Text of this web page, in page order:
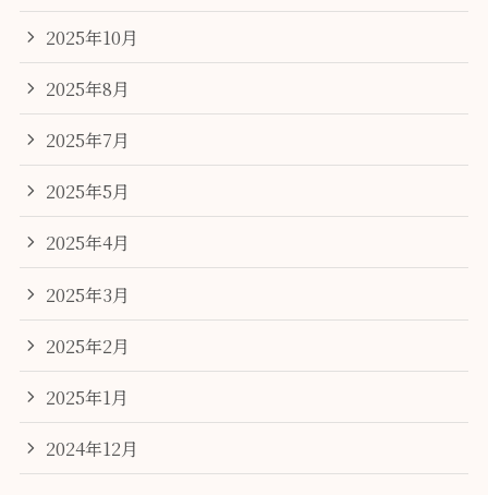
2025年10月
2025年8月
2025年7月
2025年5月
2025年4月
2025年3月
2025年2月
2025年1月
2024年12月